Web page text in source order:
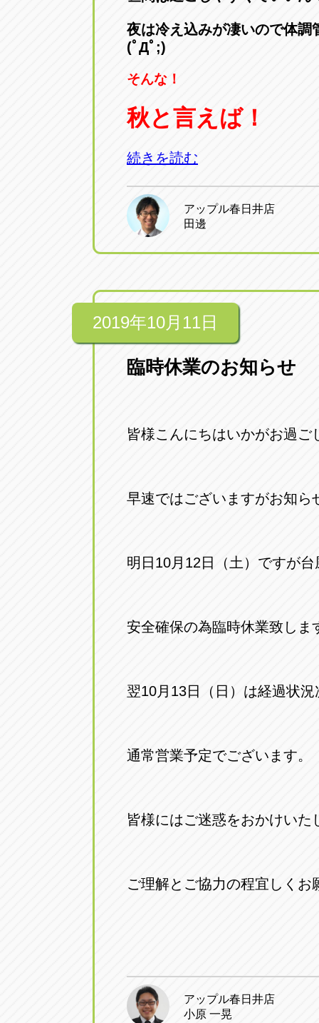
夜は冷え込みが凄いので体調
(ﾟДﾟ;)
そんな！
秋と言えば！
続きを読む
アップル春日井店
田邊
2019年10月11日
臨時休業のお知らせ
皆様こんにちはいかがお過
早速ではございますがお知ら
明日10月12日（土）ですが
安全確保の為臨時休業致しま
翌10月13日（日）は経過状
通常営業予定でございます。
皆様にはご迷惑をおかけいた
ご理解とご協力の程宜しくお
アップル春日井店
小原 一晃